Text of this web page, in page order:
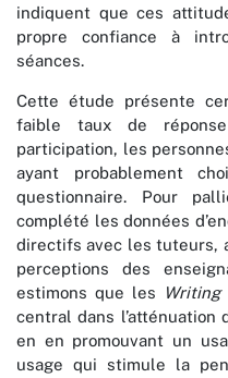
indiquent que ces
propre confiance à
séances.
Cette étude présente
faible taux de
participation, les
ayant probablement
questionnaire. Pour
complété les données
directifs avec les tuteurs,
perceptions des
estimons que les
Writing
central dans l’atténuation
en en promouvant un
usage qui stimule la